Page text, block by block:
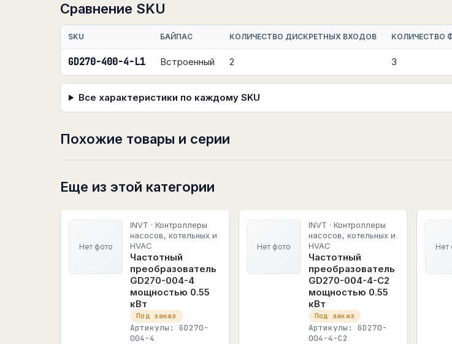
Сравнение SKU
SKU БАЙПАС КОЛИЧЕСТВО ДИСКРЕТНЫХ ВХОДОВ КОЛИЧЕСТВО
GD270-400-4-L1 Встроенный 2 3
Все характеристики по каждому SKU
Похожие товары и серии
Еще из этой категории
Нет фото
INVT · Контроллеры
насосов, котельных и
HVAC
Частотный
преобразователь
GD270-004-4
мощностью 0.55
кВт
Под заказ
Артикулы: GD270-
004-4
Нет фото
INVT · Контроллеры
насосов, котельных и
HVAC
Частотный
преобразователь
GD270-004-4-C2
мощностью 0.55
кВт
Под заказ
Артикулы: GD270-
004-4-C2
Нет